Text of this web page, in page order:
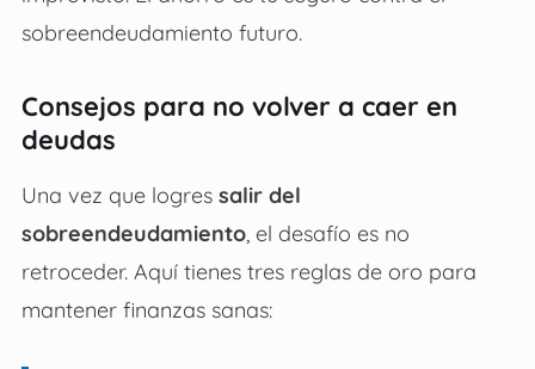
sobreendeudamiento futuro.
Consejos para no volver a caer en
deudas
Una vez que logres salir del
sobreendeudamiento, el desafío es no
retroceder. Aquí tienes tres reglas de oro para
mantener finanzas sanas: